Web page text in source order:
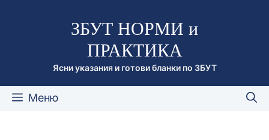
съдържаниетоЗБУТ НОРМИ и
ПРАКТИКА
Ясни указания и готови бланки по ЗБУТ
Меню